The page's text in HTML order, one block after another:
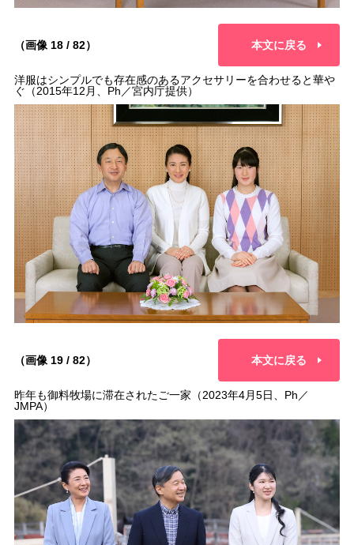
（画像 18 / 82） 本文に戻る
洋服はシンプルでも存在感のあるアクセサリーを合わせると華や
ぐ（2015年12月、Ph／宮内庁提供）
（画像 19 / 82） 本文に戻る
昨年も御料牧場に滞在されたご一家（2023年4月5日、Ph／
JMPA）